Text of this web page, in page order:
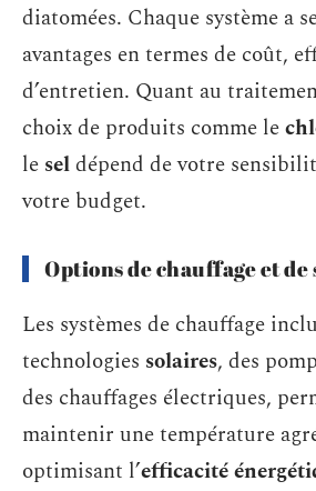
diatomées. Chaque système a
avantages en termes de coût,
d’entretien. Quant au
choix de produits comme le
le seldépend de votre
votre budget.
Options de chauffage et
Les systèmes de chauffage
technologies solaires, des
des chauffages électriques,
maintenir une température
optimisant l’efficacité